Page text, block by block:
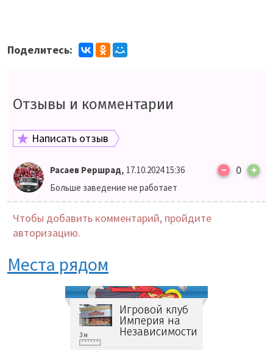
Поделитесь:
Отзывы и комментарии
Написать отзыв
Расаев Рершрад, 17.10.2024 15:36 – 0 +
Больше заведение не работает
Чтобы добавить комментарий, пройдите
авторизацию.
Места рядом
Игровой клуб
Империя на
Независимости
3 м